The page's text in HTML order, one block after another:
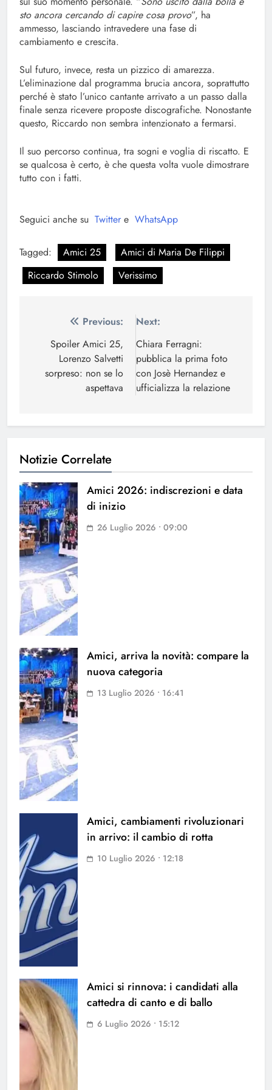
sto ancora cercando di capire cosa provo”, ha
ammesso, lasciando intravedere una fase di
cambiamento e crescita.
Sul futuro, invece, resta un pizzico di amarezza.
L’eliminazione dal programma brucia ancora, soprattutto
perché è stato l’unico cantante arrivato a un passo dalla
finale senza ricevere proposte discografiche. Nonostante
questo, Riccardo non sembra intenzionato a fermarsi.
Il suo percorso continua, tra sogni e voglia di riscatto. E
se qualcosa è certo, è che questa volta vuole dimostrare
tutto con i fatti.
Seguici anche su Twitter e WhatsApp
Tagged: Amici 25
Amici di Maria De Filippi
Riccardo Stimolo
Verissimo
Navigazione
articoli
Previous:
Spoiler Amici 25,
Lorenzo Salvetti
sorpreso: non se lo
aspettava
Next:
Chiara Ferragni:
pubblica la prima foto
con Josè Hernandez e
ufficializza la relazione
Notizie Correlate
Amici 2026: indiscrezioni e data
di inizio
26 Luglio 2026 • 09:00
Amici, arriva la novità: compare la
nuova categoria
13 Luglio 2026 • 16:41
Amici, cambiamenti rivoluzionari
in arrivo: il cambio di rotta
10 Luglio 2026 • 12:18
Amici si rinnova: i candidati alla
cattedra di canto e di ballo
6 Luglio 2026 • 15:12